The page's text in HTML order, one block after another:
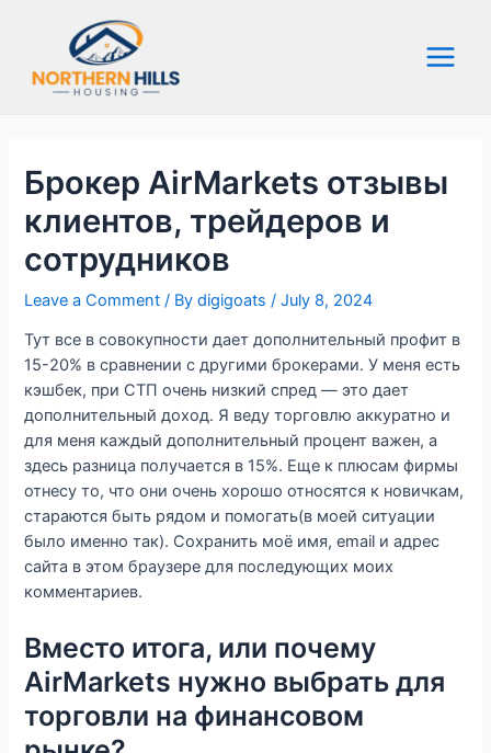
Брокер AirMarkets отзывы
клиентов, трейдеров и
сотрудников
Leave a Comment / Bydigigoats /July 8, 2024
Тут все в совокупности дает дополнительный профит в
15-20% в сравнении с другими брокерами. У меня есть
кэшбек, при СТП очень низкий спред — это дает
дополнительный доход. Я веду торговлю аккуратно и
для меня каждый дополнительный процент важен, а
здесь разница получается в 15%. Еще к плюсам фирмы
отнесу то, что они очень хорошо относятся к новичкам,
стараются быть рядом и помогать(в моей ситуации
было именно так). Сохранить моё имя, email и адрес
сайта в этом браузере для последующих моих
комментариев.
Вместо итога, или почему
AirMarkets нужно выбрать для
торговли на финансовом